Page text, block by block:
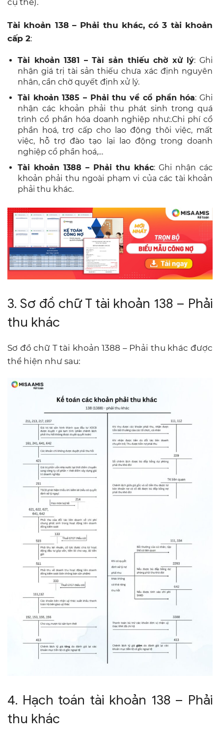
cụ thể).
Tài khoản 138 – Phải thu khác, có 3 tài khoản
cấp 2:
Tài khoản 1381 – Tài sản thiếu chờ xử lý: Ghi
nhận giá trị tài sản thiếu chưa xác định nguyên
nhân, cần chờ quyết định xử lý.
Tài khoản 1385 – Phải thu về cổ phần hóa: Ghi
nhận các khoản phải thu phát sinh trong quá
trình cổ phần hóa doanh nghiệp như:.Chi phí cổ
phần hoá, trợ cấp cho lao động thôi việc, mất
việc, hỗ trợ đào tạo lại lao động trong doanh
nghiệp cổ phần hoá,…
Tài khoản 1388 – Phải thu khác: Ghi nhận các
khoản phải thu ngoài phạm vi của các tài khoản
phải thu khác.
3. Sơ đồ chữ T tài khoản 138 – Phải
thu khác
Sơ đồ chữ T tài khoản 1388 – Phải thu khác được
thể hiện như sau:
4. Hạch toán tài khoản 138 – Phải
thu khác